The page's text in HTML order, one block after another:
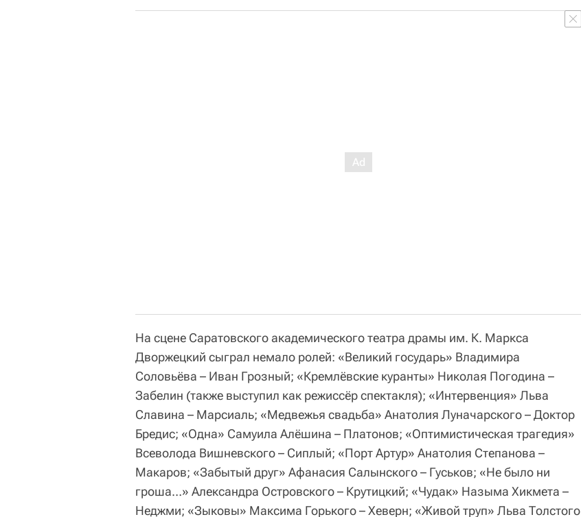
На сцене Саратовского академического театра драмы им. К. Маркса
Дворжецкий сыграл немало ролей: «Великий государь» Владимира
Соловьёва – Иван Грозный; «Кремлёвские куранты» Николая Погодина –
Забелин (также выступил как режиссёр спектакля); «Интервенция» Льва
Славина – Марсиаль; «Медвежья свадьба» Анатолия Луначарского – Доктор
Бредис; «Одна» Самуила Алёшина – Платонов; «Оптимистическая трагедия»
Всеволода Вишневского – Сиплый; «Порт Артур» Анатолия Степанова –
Макаров; «Забытый друг» Афанасия Салынского – Гуськов; «Не было ни
гроша…» Александра Островского – Крутицкий; «Чудак» Назыма Хикмета –
Неджми; «Зыковы» Максима Горького – Хеверн; «Живой труп» Льва Толстого